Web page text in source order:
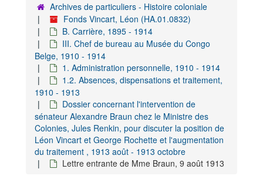
Archives de particuliers - Histoire coloniale
Fonds Vincart, Léon (HA.01.0832)
B. Carrière, 1895 - 1914
III. Chef de bureau au Musée du Congo
Belge, 1910 - 1914
1. Administration personnelle, 1910 - 1914
1.2. Absences, dispensations et traitement,
1910 - 1913
Dossier concernant l'intervention de
sénateur Alexandre Braun chez le Ministre des
Colonies, Jules Renkin, pour discuter la position de
Léon Vincart et George Rochette et l'augmentation
du traitement , 1913 août - 1913 octobre
Lettre entrante de Mme Braun, 9 août 1913